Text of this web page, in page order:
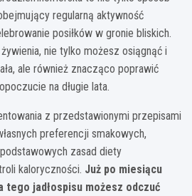
regularną aktywność
posiłków w gronie bliskich.
nie tylko możesz osiągnąć i
ale również znacząco poprawić
na długie lata.
z przedstawionymi przepisami
preferencji smakowych,
zasad diety
kaloryczności. Już po miesiącu
jadłospisu możesz odczuć